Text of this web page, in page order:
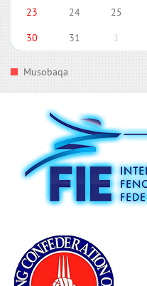
23
24 25
30
31 1
Musobaqa